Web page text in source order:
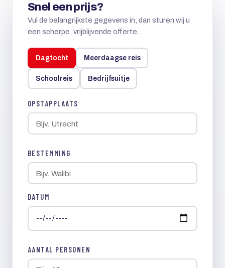
Snel een prijs?
Vul de belangrijkste gegevens in, dan sturen wij u
een scherpe, vrijblijvende offerte.
Dagtocht Meerdaagse reis
Schoolreis Bedrijfsuitje
OPSTAPPLAATS
BESTEMMING
DATUM
AANTAL PERSONEN